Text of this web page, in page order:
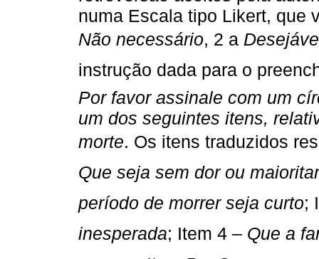
numa Escala tipo Likert, que
Não necessário, 2 a 
instrução dada para o
Por favor assinale com um
um dos seguintes itens,
morte. Os itens traduzidos
Que seja sem dor ou
período de morrer seja curto
inesperada; Item 4 –  Que a